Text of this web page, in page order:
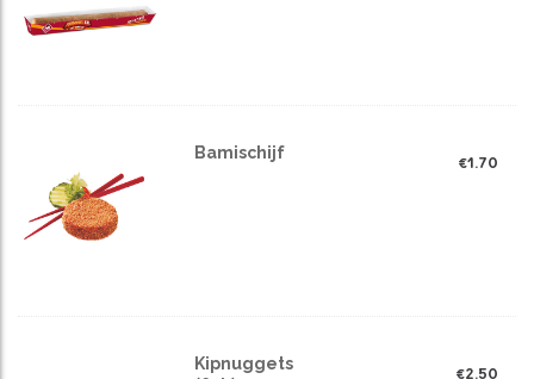
Bamischijf
€1.70
Kipnuggets
€2.50